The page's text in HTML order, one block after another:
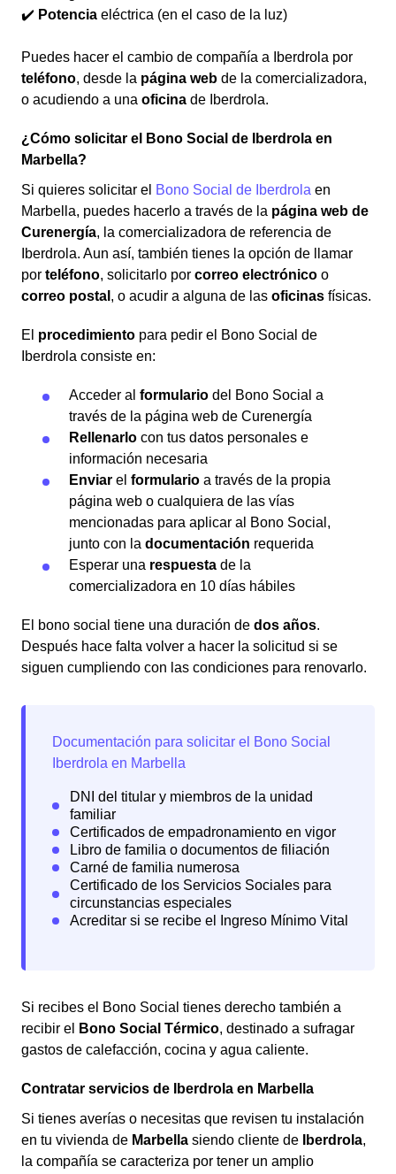
✔️ Potencia eléctrica (en el caso de la luz)
Puedes hacer el cambio de compañía a Iberdrola por
teléfono, desde la página web de la comercializadora,
o acudiendo a una oficina de Iberdrola.
¿Cómo solicitar el Bono Social de Iberdrola en
Marbella?
Si quieres solicitar el Bono Social de Iberdrola en
Marbella, puedes hacerlo a través de la página web de
Curenergía, la comercializadora de referencia de
Iberdrola. Aun así, también tienes la opción de llamar
por teléfono, solicitarlo por correo electrónico o
correo postal , o acudir a alguna de las oficinas físicas.
El procedimiento para pedir el Bono Social de
Iberdrola consiste en:
Acceder al formulario del Bono Social a
través de la página web de Curenergía
Rellenarlo con tus datos personales e
información necesaria
Enviar el formulario a través de la propia
página web o cualquiera de las vías
mencionadas para aplicar al Bono Social,
junto con la documentación requerida
Esperar una respuesta de la
comercializadora en 10 días hábiles
El bono social tiene una duración de dos años.
Después hace falta volver a hacer la solicitud si se
siguen cumpliendo con las condiciones para renovarlo.
Si recibes el Bono Social tienes derecho también a
recibir el
Bono Social Térmico, destinado a sufragar
gastos de calefacción, cocina y agua caliente.
Contratar servicios de Iberdrola en Marbella
Si tienes averías o necesitas que revisen tu instalación
en tu vivienda de Marbella siendo cliente de Iberdrola,
la compañía se caracteriza por tener un amplio